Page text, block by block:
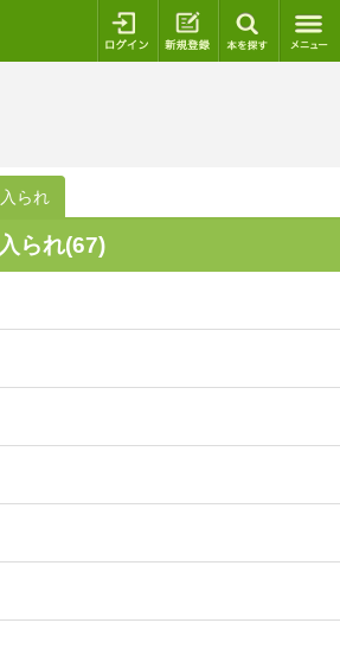
ログイン 新規登録
られ
られ(67)